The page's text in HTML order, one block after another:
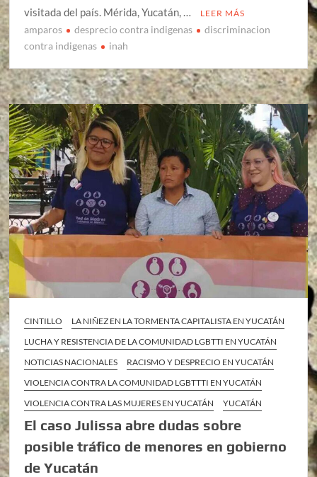
visitada del país. Mérida, Yucatán, …
LEER MÁS
amparos desprecio contra indigenas
discriminacion
contra indigenas
inah
CINTILLO
LA NIÑEZ EN LA TORMENTA CAPITALISTA EN YUCATÁN
LUCHA Y RESISTENCIA DE LA COMUNIDAD LGBTTI EN YUCATÁN
NOTICIAS NACIONALES
RACISMO Y DESPRECIO EN YUCATÁN
VIOLENCIA CONTRA LA COMUNIDAD LGBTTTI EN YUCATÁN
VIOLENCIA CONTRA LAS MUJERES EN YUCATÁN
YUCATÁN
El caso Julissa abre dudas sobre
posible tráfico de menores en gobierno
de Yucatán